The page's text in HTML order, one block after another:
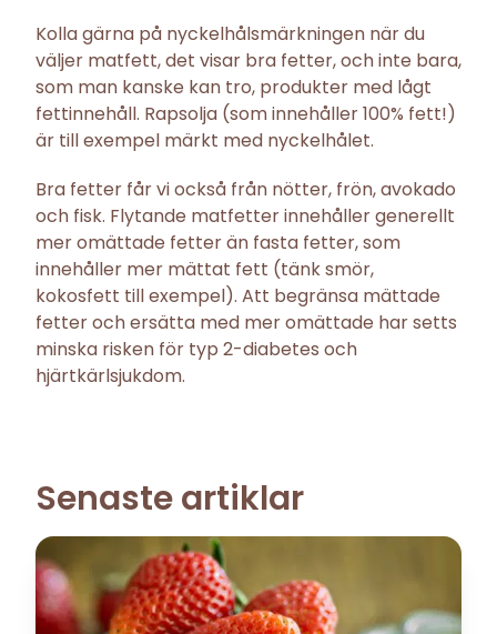
Kolla gärna på nyckelhålsmärkningen när du
väljer matfett, det visar bra fetter, och inte bara,
som man kanske kan tro, produkter med lågt
fettinnehåll. Rapsolja (som innehåller 100% fett!)
är till exempel märkt med nyckelhålet.
Bra fetter får vi också från nötter, frön, avokado
och fisk. Flytande matfetter innehåller generellt
mer omättade fetter än fasta fetter, som
innehåller mer mättat fett (tänk smör,
kokosfett till exempel). Att begränsa mättade
fetter och ersätta med mer omättade har setts
minska risken för typ 2-diabetes och
hjärtkärlsjukdom.
Senaste artiklar